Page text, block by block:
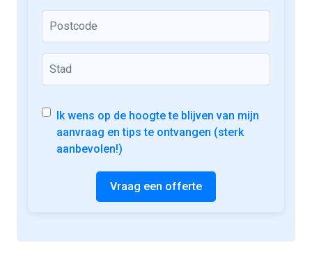
Ik wens op de hoogte te blijven van mijn
aanvraag en tips te ontvangen (sterk
aanbevolen!)
Vraag een offerte